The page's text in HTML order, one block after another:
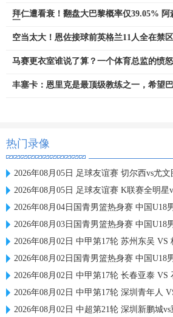
拜仁遭看衰！翻盘大巴黎概率仅39.05%
空当太大！恩佐接球前英格兰11人全在禁
马赛更衣室谁说了算？一个体育总监的愤
丰塞卡：恩里克是最顶级教练之一，希望
热门录像
2026年08月05日 足球友谊赛 切尔西vs尤
2026年08月05日 足球友谊赛 K联赛全明星
2026年08月04日国青男篮热身赛 中国U18男篮 - 加拿
2026年08月03日国青男篮热身赛 中国U18男篮
2026年08月02日 中甲第17轮 苏州东吴 VS
2026年08月02日国青男篮热身赛 中国U18男篮 -
2026年08月02日 中甲第17轮 长春亚泰
2026年08月02日 中甲第17轮 深圳青年人
2026年08月02日 中超第21轮 深圳新鹏城